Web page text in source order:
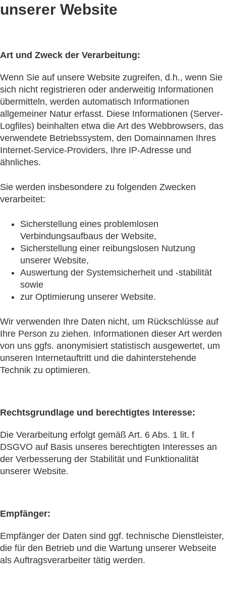
unserer Website
Art und Zweck der Verarbeitung:
Wenn Sie auf unsere Website zugreifen, d.h., wenn Sie
sich nicht registrieren oder anderweitig Informationen
übermitteln, werden automatisch Informationen
allgemeiner Natur erfasst. Diese Informationen (Server-
Logfiles) beinhalten etwa die Art des Webbrowsers, das
verwendete Betriebssystem, den Domainnamen Ihres
Internet-Service-Providers, Ihre IP-Adresse und
ähnliches.
Sie werden insbesondere zu folgenden Zwecken
verarbeitet:
Sicherstellung eines problemlosen
Verbindungsaufbaus der Website,
Sicherstellung einer reibungslosen Nutzung
unserer Website,
Auswertung der Systemsicherheit und -stabilität
sowie
zur Optimierung unserer Website.
Wir verwenden Ihre Daten nicht, um Rückschlüsse auf
Ihre Person zu ziehen. Informationen dieser Art werden
von uns ggfs. anonymisiert statistisch ausgewertet, um
unseren Internetauftritt und die dahinterstehende
Technik zu optimieren.
Rechtsgrundlage und berechtigtes Interesse:
Die Verarbeitung erfolgt gemäß Art. 6 Abs. 1 lit. f
DSGVO auf Basis unseres berechtigten Interesses an
der Verbesserung der Stabilität und Funktionalität
unserer Website.
Empfänger:
Empfänger der Daten sind ggf. technische Dienstleister,
die für den Betrieb und die Wartung unserer Webseite
als Auftragsverarbeiter tätig werden.